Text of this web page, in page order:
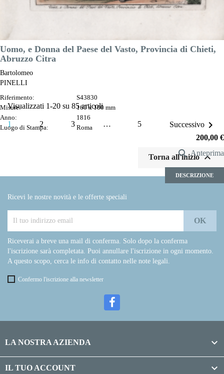
Uomo, e Donna del Paese del Vasto, Provincia di Chieti,
Abruzzo Citra
Bartolomeo
PINELLI
Riferimento:
S43830
Misure:
160 x 100 mm
Anno:
1816
Luogo di Stampa:
Roma
Prezzo
200,00 €
Anteprima
DESCRIZIONE
Visualizzati 1-20 su 85 articoli
1 2 3 … 5 Successivo
Torna all'inizio
Ricevi le nostre novità e le offerte speciali
Riceverai a breve una mail di conferma. Solo dopo la conferma
l'iscrizione sarà completata. Puoi annullare l'iscrizione in ogni momento.
A questo scopo, cerca le info di contatto nelle note legali.
Confermo l'iscrizione alla newsletter
LA NOSTRA AZIENDA 
IL TUO ACCOUNT 